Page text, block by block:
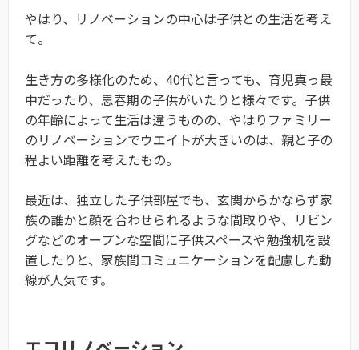
やはり、リノベーションの中心は子供との生活を考え
て。
生き方の多様化のため、40代と言っても、育児真っ最
中だったり、思春期の子供がいたりと様々です。子供
の年齢によって生活は違うものの、やはりファミリー
のリノベーションでウエイトが大きいのは、親と子の
程よい距離を考えたもの。
最近は、独立した子供部屋でも、玄関からかならず家
族の誰かと顔を合わせられるような間取りや、リビン
グなどのオープンな空間に子供スペースや勉強机を設
置したりと、家族間コミュニケーションを配慮した動
線が人気です。